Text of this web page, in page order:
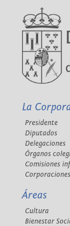
La
Presidente
Diputados
Delegaciones
Órganos
Comisiones
Áreas
Cultura
Bienestar